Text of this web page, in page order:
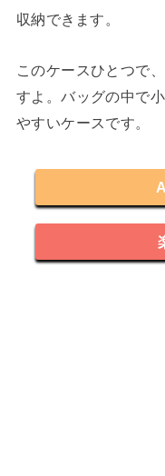
収納できます。
このケースひとつで
すよ。バッグの中で
やすいケースです。